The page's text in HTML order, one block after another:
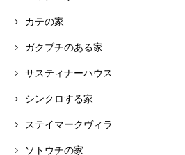
カテの家
ガクブチのある家
サスティナーハウス
シンクロする家
ステイマークヴィラ
ソトウチの家